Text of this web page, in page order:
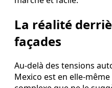
La réalité
façades
Au-delà des tensions
Mexico est en elle-